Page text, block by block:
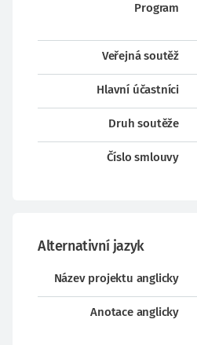
Program
Veřejná soutěž
Hlavní účastníci
Druh soutěže
Číslo smlouvy
Alternativní jazyk
Název projektu anglicky
Anotace anglicky